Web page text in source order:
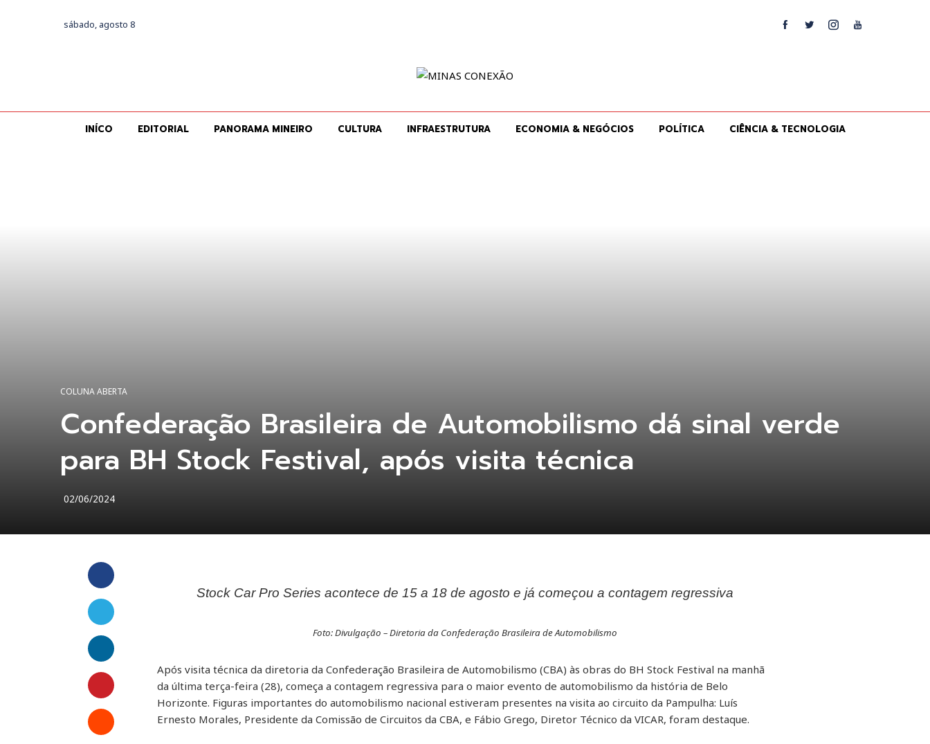
sábado, agosto 8
INÍCO EDITORIAL PANORAMA MINEIRO CULTURA INFRAESTRUTURA ECONOMIA & NEGÓCIOS POLÍTICA CIÊNCIA & TECNOLOGIA
COLUNA ABERTA
Confederação Brasileira de Automobilismo dá sinal verde
para BH Stock Festival, após visita técnica
02/06/2024
Facebook
Twitter
LinkedIn
Pinterest
Stumbleupon
Stock Car Pro Series acontece de 15 a 18 de agosto e já começou a contagem regressiva
Foto: Divulgação – Diretoria da Confederação Brasileira de Automobilismo
Após visita técnica da diretoria da Confederação Brasileira de Automobilismo (CBA) às obras do BH Stock Festival na manhã
da última terça-feira (28), começa a contagem regressiva para o maior evento de automobilismo da história de Belo
Horizonte. Figuras importantes do automobilismo nacional estiveram presentes na visita ao circuito da Pampulha: Luís
Ernesto Morales, Presidente da Comissão de Circuitos da CBA, e Fábio Grego, Diretor Técnico da VICAR, foram destaque.